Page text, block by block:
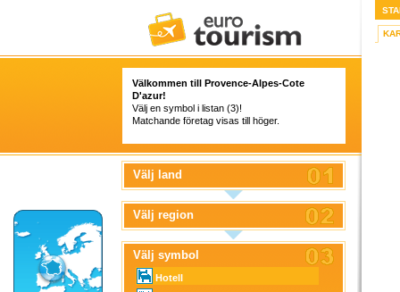
Välkommen till Provence-Alpes-Cote
D'azur!
Välj en symbol i listan (3)!
Matchande företag visas till höger.
Välj land
Välj region
Välj symbol
Hotell